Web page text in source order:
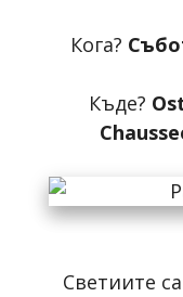
Кога?
Къде?
Светиите